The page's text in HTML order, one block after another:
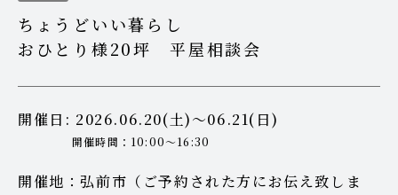
ちょうどいい暮らし
おひとり様20坪 平屋相談会
開催日: 2026.06.20(土)～06.21(日)
開催時間：10:00〜16:30
開催地：弘前市（ご予約された方にお伝え致しま